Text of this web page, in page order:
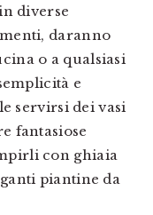
diverse
daranno
o a qualsiasi
e
servirsi dei vasi
fantasiose
con ghiaia
piantine da